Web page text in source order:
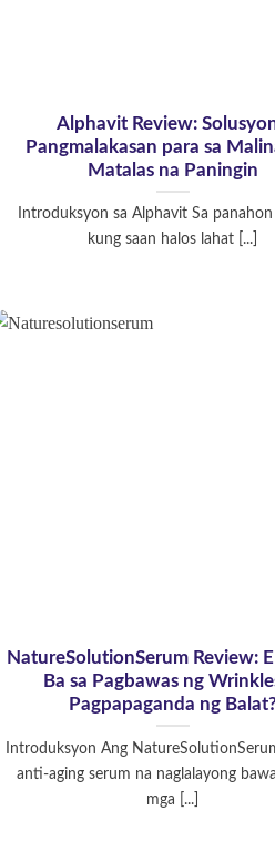
Alphavit Review:
Pangmalakasan para sa
Matalas na Paningin
Introduksyon sa Alphavit Sa
kung saan halos lahat [...]
NatureSolutionSerum Review:
Ba sa Pagbawas ng
Pagpapaganda ng Balat?
Introduksyon Ang
anti-aging serum na naglalayong
mga [...]